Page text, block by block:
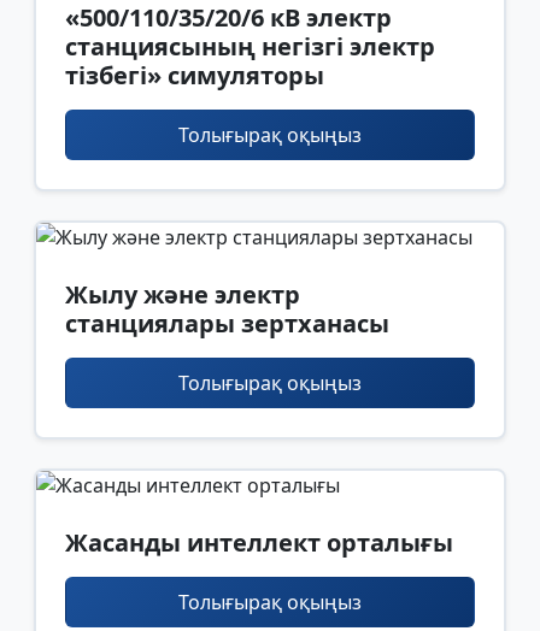
«500/110/35/20/6 кВ электр
станциясының негізгі электр
тізбегі» симуляторы
Толығырақ оқыңыз
Жылу және электр
станциялары зертханасы
Толығырақ оқыңыз
Жасанды интеллект орталығы
Толығырақ оқыңыз